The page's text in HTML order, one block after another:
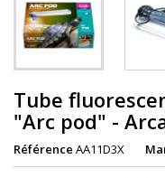
Tube
"Arc pod" -
Référence AA11D3X